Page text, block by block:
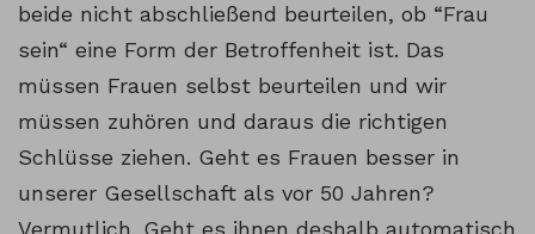
beide nicht abschließend beurteilen, ob “Frau
sein“ eine Form der Betroffenheit ist. Das
müssen Frauen selbst beurteilen und wir
müssen zuhören und daraus die richtigen
Schlüsse ziehen. Geht es Frauen besser in
unserer Gesellschaft als vor 50 Jahren?